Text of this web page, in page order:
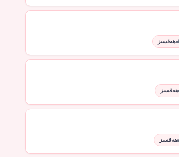
ھەقسىز
ھەقسىز
ھەقسىز